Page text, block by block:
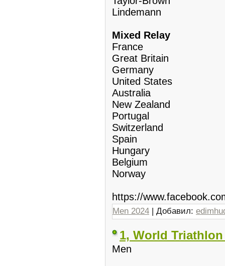
Lindemann
Mixed Relay
France
Great Britain
Germany
United States
Australia
New Zealand
Portugal
Switzerland
Spain
Hungary
Belgium
Norway
https://
Men 2024 | Добавил:
1, World
Men